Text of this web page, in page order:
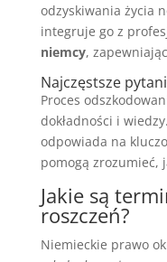
odzyskiwania życia
integruje go z
niemcy,
Najczęstsze
Proces
dokładności i wiedzy.
odpowiada na
pomogą zrozumieć,
Jakie są
roszczeń?
Niemieckie prawo